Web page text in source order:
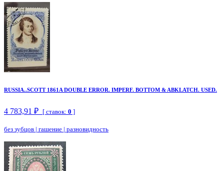
RUSSIA..SCOTT 1861A DOUBLE ERROR. IMPERF. BOTTOM & ABKLATCH. USED.
4 783,91 ₽ [ ставок: 0 ]
без зубцов | гашение | разновидность